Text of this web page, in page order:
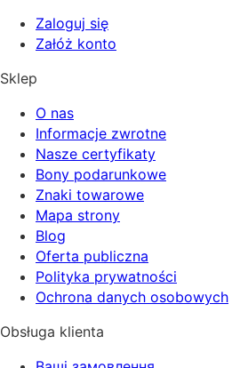
Zaloguj się
Załóż konto
Sklep
O nas
Informacje zwrotne
Nasze certyfikaty
Bony podarunkowe
Znaki towarowe
Mapa strony
Blog
Oferta publiczna
Polityka prywatności
Ochrona danych osobowych
Obsługa klienta